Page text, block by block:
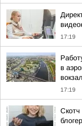
17:19
в
17:19